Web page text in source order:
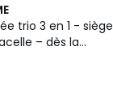
trio 3 en 1 - siège
– dès la